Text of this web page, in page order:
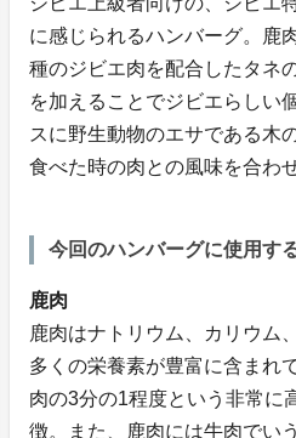
に感じられるハンバーグ。鹿
種のジビエ肉を配合したタネ
を加えることでジビエらしい
スに野生動物のエサである木
食べた時の肉との風味を合わ
今回のハンバーグに使用す
鹿肉
鹿肉はナトリウム、カリウム
多くの栄養素が豊富に含まれ
肉の3分の1程度という非常に
徴。また、鹿肉には牛肉でい